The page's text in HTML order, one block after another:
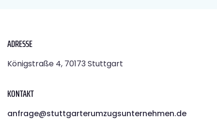
ADRESSE
Königstraße 4, 70173 Stuttgart
KONTAKT
anfrage@stuttgarterumzugsunternehmen.de